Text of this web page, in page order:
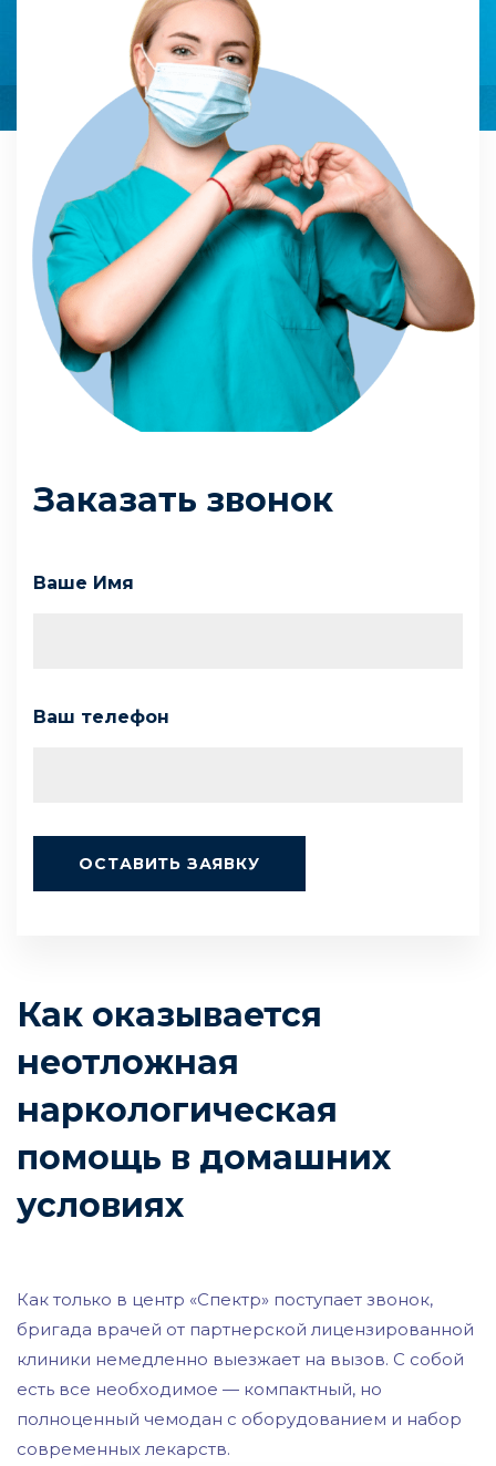
Заказать звонок
Ваше Имя
Ваш телефон
Как оказывается
неотложная
наркологическая
помощь в домашних
условиях
Как только в центр «Спектр» поступает звонок,
бригада врачей от партнерской лицензированной
клиники немедленно выезжает на вызов. С собой
есть все необходимое — компактный, но
полноценный чемодан с оборудованием и набор
современных лекарств.